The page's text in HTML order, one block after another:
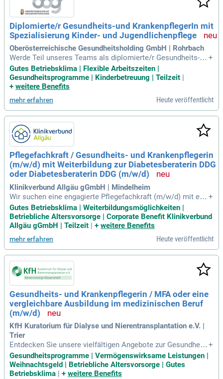
Diplomierte/r Gesundheits-und KrankenpflegerIn mit
Spezialisierung Kinder- und Jugendlichenpflege
Oberösterreichische Gesundheitsholding GmbH | Rohrbach
Werde Teil unseres Teams als diplomierte/r Gesundheits- u
nd Krankenpfleger/in mit Fokus auf Kinder- und Jugendliche
npflege! Voll- oder Teilzeit (mind. 30 Std./Woche), unbefrist
ete Dauerstelle, attraktives Gehalt ab EUR 4.030,- plus Zulag
+
Gutes Betriebsklima | Flexible Arbeitszeiten |
Gesundheitsprogramme | Kinderbetreuung | Teilzeit
+ weitere Benefits
mehr erfahren Heute veröffentlicht
Pflegefachkraft / Gesundheits- und Krankenpflegerin
(m/w/d) mit Weiterbildung zur Diabetesberaterin DDG
oder Diabetesberaterin DDG (m/w/d)
Klinikverbund Allgäu gGmbH | Mindelheim
Wir suchen eine engagierte Pflegefachkraft (m/w/d) mit ein
er Weiterbildung zur Diabetesberaterin DDG oder einer vergl
eichbaren Qualifikation. Ihre Aufgaben umfassen die eigenst
ändige Betreuung von Patienten und die verständliche Vermi
ttlung medizinischer Inhalte. Über eine flexible Einsatzbereit
schaft in Mindelheim und Ottobeuren freuen wir uns besond
ers. Sie profitieren von einem abwechslungsreichen Aufgab
engebiet und einem wertschätzenden Miteinander im interdi
sziplinären Team. Außerdem bieten wir eine strukturierte Ei
narbeitung, regelmäßige Fortbildungen und eine arbeitgeber
finanzierte Altersvorsorge. Nutzen Sie zudem unsere Corpor
ate Benefits mit attraktiven Mitarbeiterrabatten und die Mög
lichkeit zum E-Bike Leasing.
+
Gutes Betriebsklima | Weiterbildungsmöglichkeiten |
Betriebliche Altersvorsorge | Corporate Benefit Klinikverbund
Allgäu gGmbH | Teilzeit | + weitere Benefits
mehr erfahren Heute veröffentlicht
Gesundheits- und Krankenpflegerin / MFA oder eine
vergleichbare Ausbildung im medizinischen Beruf
(m/w/d)
KfH Kuratorium für Dialyse und Nierentransplantation e.V. |
Trier
Entdecken Sie unsere vielfältigen Angebote zur Gesundheits
förderung, darunter Firmenfitness und Dienstradleasing. Mit
Fortbildungen im KfH-eigenen Bildungszentrum werden Sie
optimal auf Ihre Aufgaben vorbereitet. Profitieren Sie von fin
+
Gesundheitsprogramme | Vermögenswirksame Leistungen |
Weihnachtsgeld | Betriebliche Altersvorsorge | Gutes
Betriebsklima | + weitere Benefits